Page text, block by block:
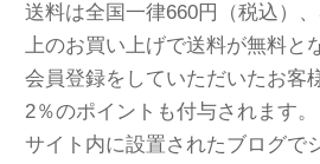
送料は全国一律660円（税込）
上のお買い上げで送料が無料と
会員登録をしていただいたお客
2％のポイントも付与されます。
サイト内に設置されたブログで